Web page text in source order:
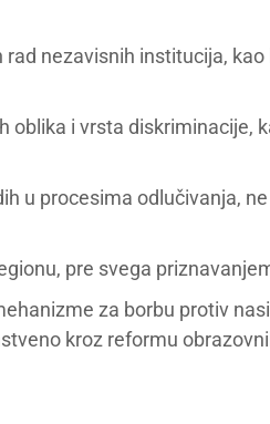
nezavisnih institucija,
oblika i vrsta diskriminacije,
u procesima odlučivanja,
pre svega
za borbu protiv
kroz reformu